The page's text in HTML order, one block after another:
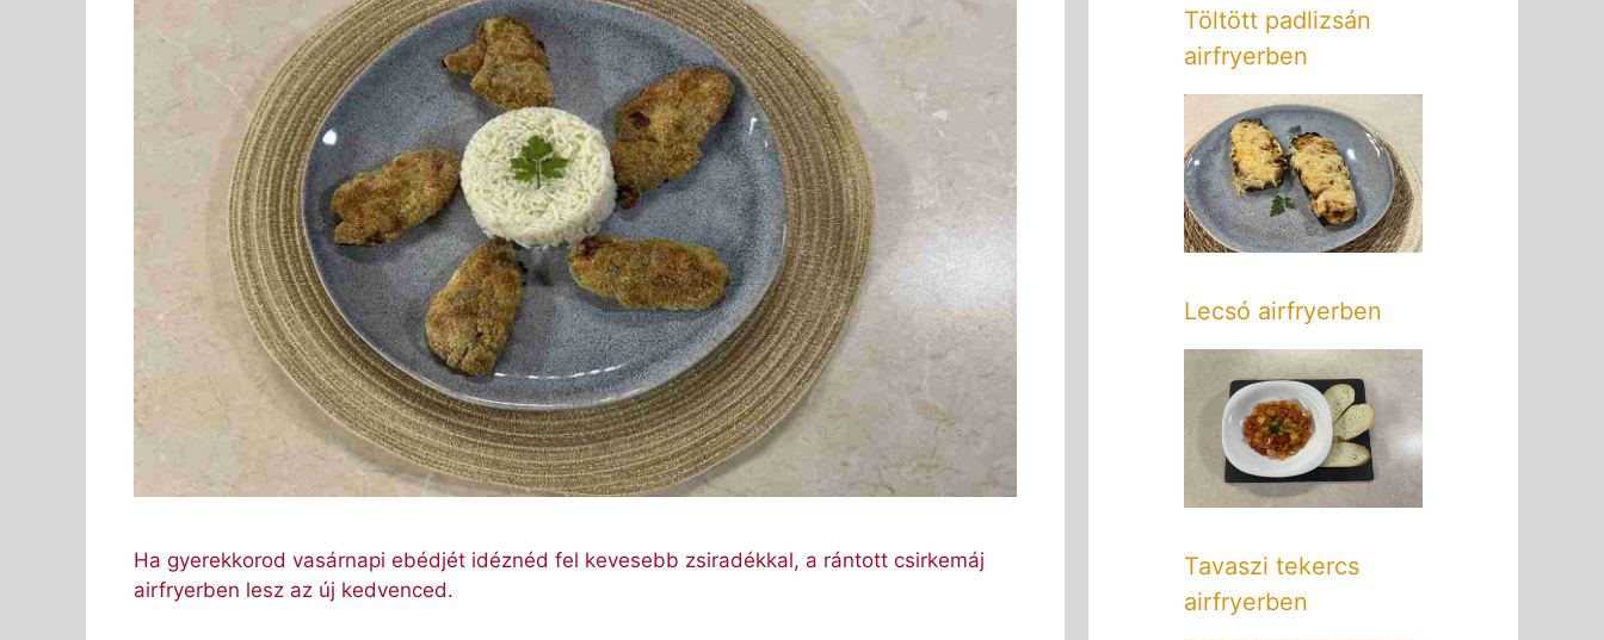
Ha gyerekkorod vasárnapi ebédjét idéznéd fel kevesebb zsiradékkal, a rántott csirkemáj
airfryerben lesz az új kedvenced.
Töltött padlizsán
airfryerben
Lecsó airfryerben
Tavaszi tekercs
airfryerben